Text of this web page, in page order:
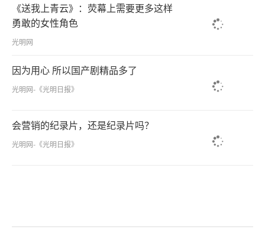
《送我上青云》：荧幕上需要更多这样
勇敢的女性角色
光明网
因为用心 所以国产剧精品多了
光明网-《光明日报》
会营销的纪录片，还是纪录片吗？
光明网-《光明日报》